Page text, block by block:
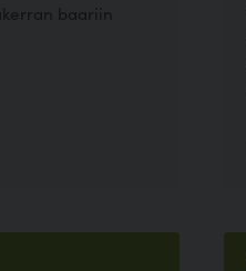
baariin